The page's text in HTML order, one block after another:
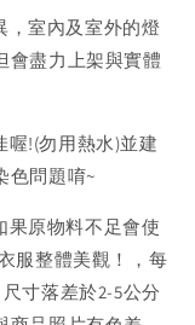
室內及室外的燈
會盡力上架與實體
!(勿用熱水)並建
色問題唷~
原物料不足會使
服整體美觀！，每
寸落差於2-5公分